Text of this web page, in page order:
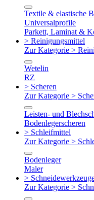
Textile & elastische
Universalprofile
Parkett, Laminat &
> Reinigungsmittel
Zur Kategorie >
Wetelin
RZ
> Scheren
Zur Kategorie >
Leisten- und
Bodenlegerscheren
> Schleifmittel
Zur Kategorie >
Bodenleger
Maler
>
Zur Kategorie >